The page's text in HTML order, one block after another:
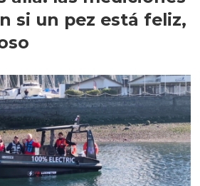
si un pez está feliz,